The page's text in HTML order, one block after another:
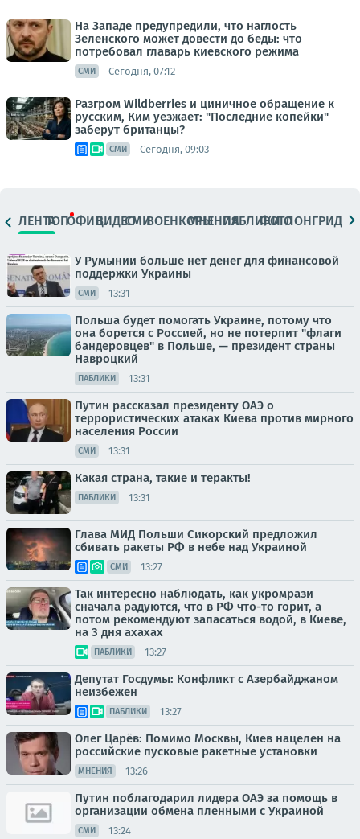
На Западе предупредили, что наглость
Зеленского может довести до беды: что
потребовал главарь киевского режима
СМИ Сегодня, 07:12
Разгром Wildberries и циничное обращение к
русским, Ким уезжает: "Последние копейки"
заберут британцы?
СМИ Сегодня, 09:03
ЛЕНТАТОПОФИЦ.ВИДЕОСМИВОЕНКОРЫМНЕНИЯПАБЛИКИ
ФОТОЛОНГРИДЫ
У Румынии больше нет денег для финансовой
поддержки Украины
СМИ 13:31
Польша будет помогать Украине, потому что
она борется с Россией, но не потерпит "флаги
бандеровцев" в Польше, — президент страны
Навроцкий
ПАБЛИКИ 13:31
Путин рассказал президенту ОАЭ о
террористических атаках Киева против мирного
населения России
СМИ 13:31
Какая страна, такие и теракты!
ПАБЛИКИ 13:31
Глава МИД Польши Сикорский предложил
сбивать ракеты РФ в небе над Украиной
СМИ 13:27
Так интересно наблюдать, как укромрази
сначала радуются, что в РФ что-то горит, а
потом рекомендуют запасаться водой, в Киеве,
на 3 дня ахахах
ПАБЛИКИ 13:27
Депутат Госдумы: Конфликт с Азербайджаном
неизбежен
ПАБЛИКИ 13:27
Олег Царёв: Помимо Москвы, Киев нацелен на
российские пусковые ракетные установки
МНЕНИЯ 13:26
Путин поблагодарил лидера ОАЭ за помощь в
организации обмена пленными с Украиной
СМИ 13:24